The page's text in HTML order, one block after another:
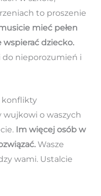
to proszenie
mieć pełen
dziecko.
do nieporozumień i
konflikty
wujkowi o waszych
Im więcej osób w
Wasze
wami. Ustalcie